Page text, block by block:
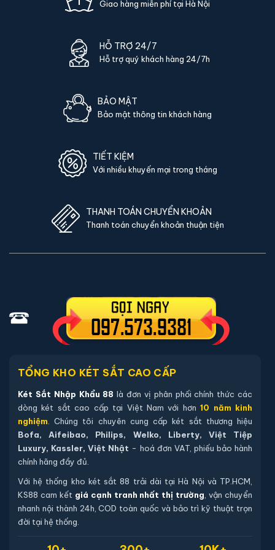
Vật liệu chất lượng:Thép cao cấp, bê-tông chịu nhiệt,
Khoá đồng bộ chính hãng:Cơ cấu khoá nguyên cụm từ
nhà sản xuất, hạn chế lỗi cơ khí và rủi ro dò mã.
sản phẩm, hỗ trợ kỹ thuật từ xa qua hotline & Zalo, không
phải mang ra trung tâm.
Showroom thực tế:Khách hàng có thể đến tận
showroom để trải nghiệm sản phẩm, kiểm tra cơ khí khoá
Hỗ trợ trọn đời: Bảo trì, vệ sinh, thay pin (nếu có) và tư
vấn kỹ thuật trọn đời tại hệ thống KS88.
lại nếu khách tìm được nơi rẻ hơn cùng sản phẩm.
S10-PRO-G vân tay điện tử màu gold
chính hãng
Mỗi sản phẩm Két sắt Liberty LB60-S10-PRO-G vân tay
cần thiết:
02 chìa khoá cơ chính hãng (chìa thép tôi cao cấp).
04 viên pin Alkaline AA mới chính hãng (đã lắp sẵn, dự
phòng tối thiểu 12 tháng).
Sách hướng dẫn sử dụng tiếng Việt.
Phiếu bảo hành chính hãng (kích hoạt online qua mã sản
Hướng dẫn mua Két sắt Liberty LB58-
S10-PRO-G vân tay điện tử màu gold
chính hãng
Giao hàng miễn phí tại Hà Nội
HỖ TRỢ 24/7
Hỗ trợ quý khách hàng 24/7h
BẢO MẬT
Bảo mật thông tin khách hàng
TIẾT KIỆM
Với nhiều khuyến mại trong tháng
THANH TOÁN CHUYỂN KHOẢN
Thanh toán chuyển khoản thuận tiện
TỔNG KHO KÉT SẮT CAO CẤP
Két Sắt Nhập Khẩu 88 là đơn vị phân phối chính thức các
dòng két sắt cao cấp tại Việt Nam với hơn10 năm kinh
nghiệm . Chúng tôi chuyên cung cấp két sắt thương hiệu
Bofa, Aifeibao, Philips, Welko, Liberty, Việt Tiệp
Luxury, Kassler, Việt Nhật - hoá đơn VAT, phiếu bảo hành
chính hãng đầy đủ.
Với hệ thống kho két sắt 88 trải dài tại Hà Nội và TP.HCM,
KS88 cam kết giá cạnh tranh nhất thị trường , vận chuyển
nhanh nội thành 24h, COD toàn quốc và bảo trì kỹ thuật trọn
đời tại hệ thống.